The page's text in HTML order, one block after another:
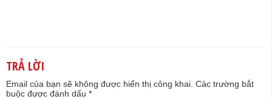
TRẢ LỜI
Email của bạn sẽ không được hiển thị công khai. Các trường bắt
buộc được đánh dấu *